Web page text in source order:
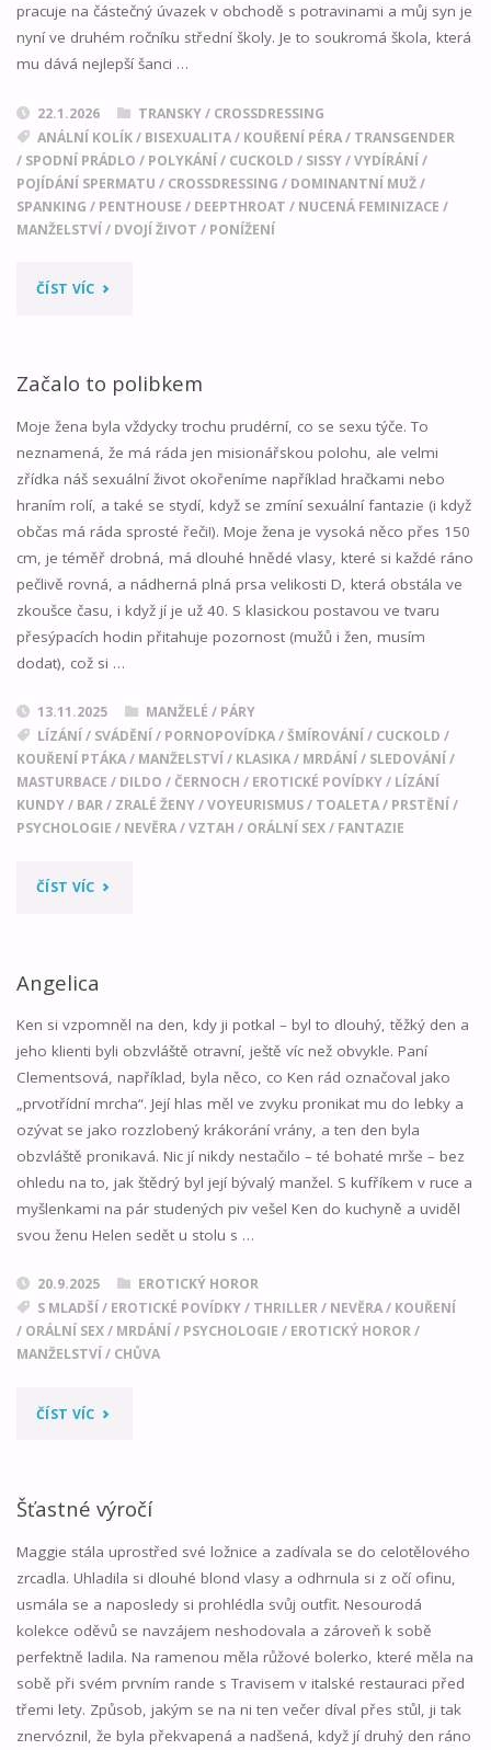
pracuje na částečný úvazek v obchodě s potravinami a můj syn je
nyní ve druhém ročníku střední školy. Je to soukromá škola, která
mu dává nejlepší šanci …
22.1.2026
TRANSKY / CROSSDRESSING
ANÁLNÍ KOLÍK/ BISEXUALITA/ KOUŘENÍ PÉRA/ TRANSGENDER
/ SPODNÍ PRÁDLO / POLYKÁNÍ / CUCKOLD / SISSY/VYDÍRÁNÍ /
POJÍDÁNÍ SPERMATU / CROSSDRESSING / DOMINANTNÍ MUŽ/
SPANKING / PENTHOUSE / DEEPTHROAT / NUCENÁ FEMINIZACE /
MANŽELSTVÍ / DVOJÍ ŽIVOT / PONÍŽENÍ
ČÍST VÍC"SISSY
Začalo to polibkem
Moje žena byla vždycky trochu prudérní, co se sexu týče. To
neznamená, že má ráda jen misionářskou polohu, ale velmi
zřídka náš sexuální život okořeníme například hračkami nebo
hraním rolí, a také se stydí, když se zmíní sexuální fantazie (i když
občas má ráda sprosté řeči!). Moje žena je vysoká něco přes 150
cm, je téměř drobná, má dlouhé hnědé vlasy, které si každé ráno
pečlivě rovná, a nádherná plná prsa velikosti D, která obstála ve
zkoušce času, i když jí je už 40. S klasickou postavou ve tvaru
přesýpacích hodin přitahuje pozornost (mužů i žen, musím
dodat), což si …
13.11.2025
MANŽELÉ / PÁRY
LÍZÁNÍ / SVÁDĚNÍ / PORNOPOVÍDKA/ŠMÍROVÁNÍ / CUCKOLD /
KOUŘENÍ PTÁKA/ MANŽELSTVÍ / KLASIKA/ MRDÁNÍ / SLEDOVÁNÍ /
MASTURBACE / DILDO / ČERNOCH / EROTICKÉ POVÍDKY/ LÍZÁNÍ
KUNDY/ BAR/ ZRALÉ ŽENY/VOYEURISMUS/ TOALETA/ PRSTĚNÍ /
PSYCHOLOGIE / NEVĚRA/VZTAH / ORÁLNÍ SEX/ FANTAZIE
ČÍST VÍC"ZAČALO
Angelica
Ken si vzpomněl na den, kdy ji potkal – byl to dlouhý, těžký den a
jeho klienti byli obzvláště otravní, ještě víc než obvykle. Paní
Clementsová, například, byla něco, co Ken rád označoval jako
„prvotřídní mrcha“. Její hlas měl ve zvyku pronikat mu do lebky a
ozývat se jako rozzlobený krákorání vrány, a ten den byla
obzvláště pronikavá. Nic jí nikdy nestačilo – té bohaté mrše – bez
ohledu na to, jak štědrý byl její bývalý manžel. S kufříkem v ruce a
myšlenkami na pár studených piv vešel Ken do kuchyně a uviděl
svou ženu Helen sedět u stolu s …
20.9.2025
EROTICKÝ HOROR
S MLADŠÍ / EROTICKÉ POVÍDKY/ THRILLER/ NEVĚRA/ KOUŘENÍ
/ ORÁLNÍ SEX/ MRDÁNÍ / PSYCHOLOGIE / EROTICKÝ HOROR/
MANŽELSTVÍ / CHŮVA
ČÍST VÍC"ANGELICA"
Šťastné výročí
Maggie stála uprostřed své ložnice a zadívala se do celotělového
zrcadla. Uhladila si dlouhé blond vlasy a odhrnula si z očí ofinu,
usmála se a naposledy si prohlédla svůj outfit. Nesourodá
kolekce oděvů se navzájem neshodovala a zároveň k sobě
perfektně ladila. Na ramenou měla růžové bolerko, které měla na
sobě při svém prvním rande s Travisem v italské restauraci před
třemi lety. Způsob, jakým se na ni ten večer díval přes stůl, ji tak
znervóznil, že byla překvapená a nadšená, když jí druhý den ráno